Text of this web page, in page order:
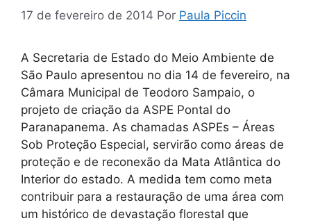
17 de fevereiro de 2014 Por Paula Piccin
A Secretaria de Estado do Meio Ambiente de
São Paulo apresentou no dia 14 de fevereiro, na
Câmara Municipal de Teodoro Sampaio, o
projeto de criação da ASPE Pontal do
Paranapanema. As chamadas ASPEs – Áreas
Sob Proteção Especial, servirão como áreas de
proteção e de reconexão da Mata Atlântica do
Interior do estado. A medida tem como meta
contribuir para a restauração de uma área com
um histórico de devastação florestal que